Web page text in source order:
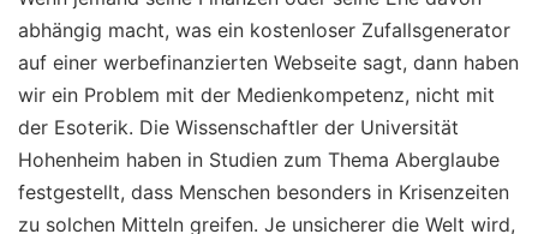
abhängig macht, was ein kostenloser Zufallsgenerator
auf einer werbefinanzierten Webseite sagt, dann haben
wir ein Problem mit der Medienkompetenz, nicht mit
der Esoterik. Die Wissenschaftler der Universität
Hohenheim haben in Studien zum Thema Aberglaube
festgestellt, dass Menschen besonders in Krisenzeiten
zu solchen Mitteln greifen. Je unsicherer die Welt wird,